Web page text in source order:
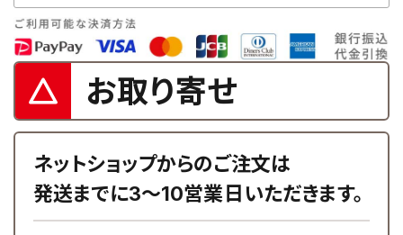
お取り寄せ
ネットショップからのご注文は
発送までに3～10営業日いただきます。